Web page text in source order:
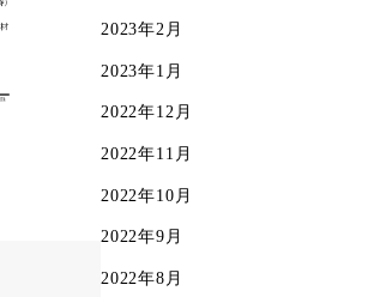
2023年2月
2023年1月
2022年12月
2022年11月
2022年10月
2022年9月
2022年8月